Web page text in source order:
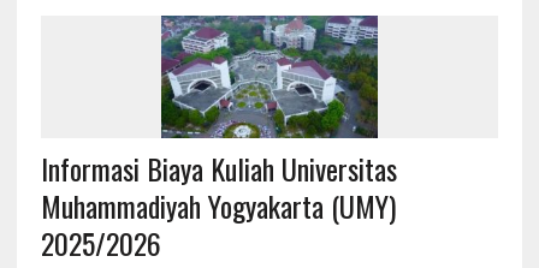
Informasi Biaya Kuliah Universitas
Muhammadiyah Yogyakarta (UMY)
2025/2026